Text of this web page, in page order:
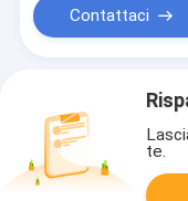
Contattaci
te.